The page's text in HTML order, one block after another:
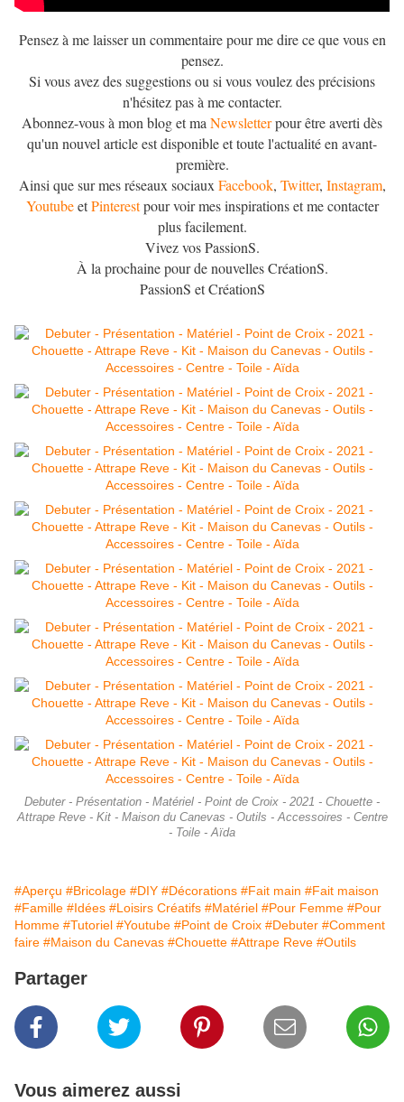
Pensez à me laisser un commentaire pour me dire ce que vous en
pensez.
Si vous avez des suggestions ou si vous voulez des précisions
n'hésitez pas à me contacter.
Abonnez-vous à mon blog et ma Newsletterpour être averti dès
qu'un nouvel article est disponible et toute l'actualité en avant-
première.
Ainsi que sur mes réseaux sociaux Facebook, Twitter, Instagram,
YoutubeetPinterestpour voir mes inspirations et me contacter
plus facilement.
Vivez vos PassionS.
À la prochaine pour de nouvelles CréationS.
PassionS et CréationS
Debuter - Présentation - Matériel - Point de Croix - 2021 - Chouette -
Attrape Reve - Kit - Maison du Canevas - Outils - Accessoires - Centre
- Toile - Aïda
#Aperçu #Bricolage #DIY #Décorations #Fait main #Fait maison
#Famille #Idées #Loisirs Créatifs #Matériel #Pour Femme #Pour
Homme #Tutoriel #Youtube #Point de Croix #Debuter #Comment
faire #Maison du Canevas #Chouette #Attrape Reve #Outils
Partager
Vous aimerez aussi